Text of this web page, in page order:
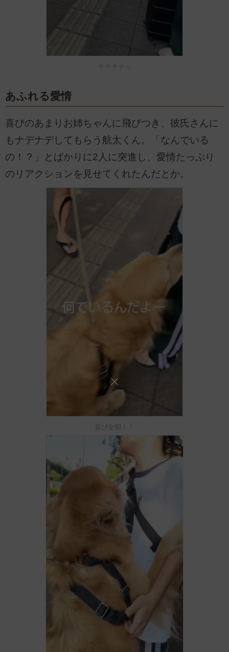
あふれる愛情
喜びのあまりお姉ちゃんに飛びつき、彼氏さんに
もナデナデしてもらう航太くん。「なんでいる
の！？」とばかりに2人に突進し、愛情たっぷり
のリアクションを見せてくれたんだとか。
喜び全開！！